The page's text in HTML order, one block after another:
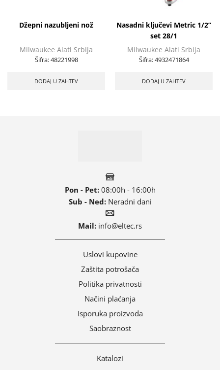
Džepni nazubljeni nož
Milwaukee Alati Srbija
Šifra:48221998
DODAJ U ZAHTEV
Nasadni ključevi Metric 1/2”
set 28/1
Milwaukee Alati Srbija
Šifra:4932471864
DODAJ U ZAHTEV
Pon - Pet:08:00h - 16:00h
Sub - Ned:Neradni dani
Mail: info@eltec.rs
Uslovi kupovine
Zaštita potrošača
Politika privatnosti
Načini plaćanja
Isporuka proizvoda
Saobraznost
Katalozi